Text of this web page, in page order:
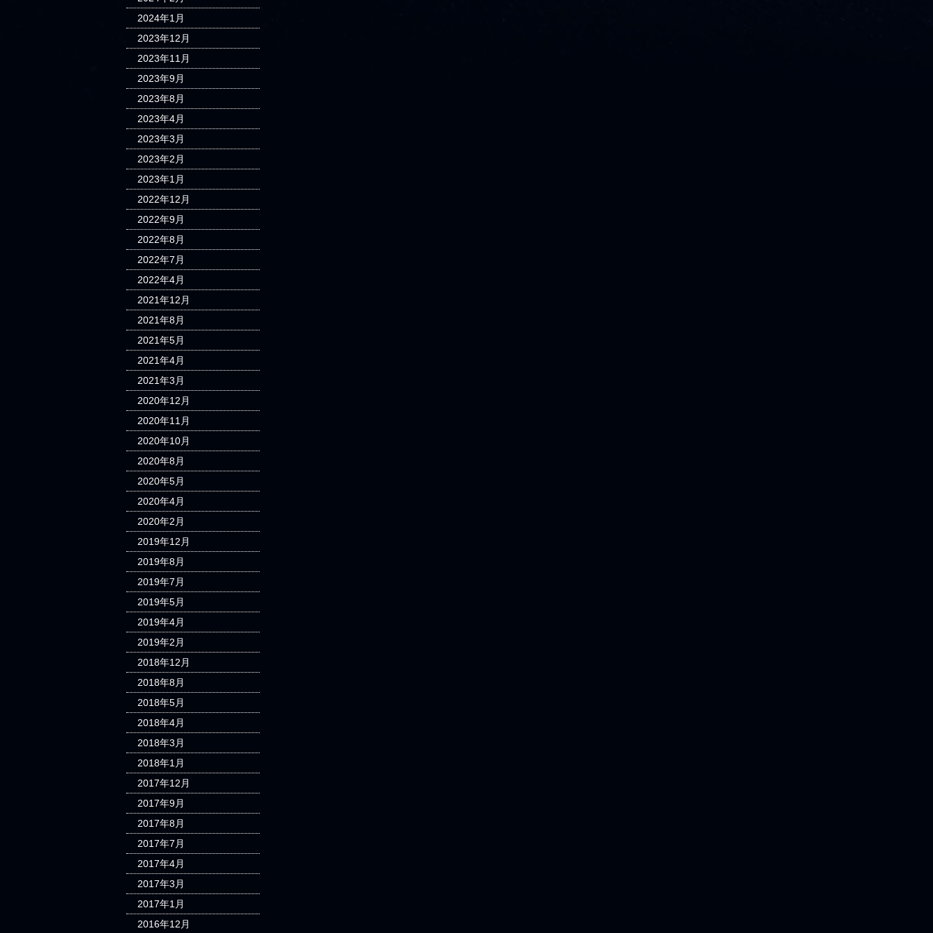
2024年1月
2023年12月
2023年11月
2023年9月
2023年8月
2023年4月
2023年3月
2023年2月
2023年1月
2022年12月
2022年9月
2022年8月
2022年7月
2022年4月
2021年12月
2021年8月
2021年5月
2021年4月
2021年3月
2020年12月
2020年11月
2020年10月
2020年8月
2020年5月
2020年4月
2020年2月
2019年12月
2019年8月
2019年7月
2019年5月
2019年4月
2019年2月
2018年12月
2018年8月
2018年5月
2018年4月
2018年3月
2018年1月
2017年12月
2017年9月
2017年8月
2017年7月
2017年4月
2017年3月
2017年1月
2016年12月